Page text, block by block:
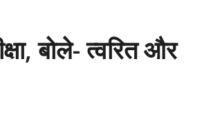
बोले- त्वरित और